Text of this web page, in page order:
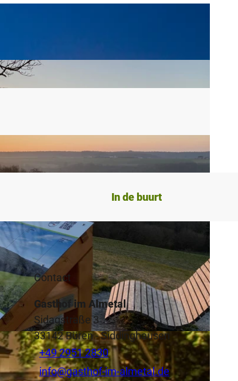
In de buurt
Contact
Gasthof im Almetal
Sidagstraße 3
33142Büren- Siddinghausen
+49 2951 2830
info@gasthof-im-almetal.de